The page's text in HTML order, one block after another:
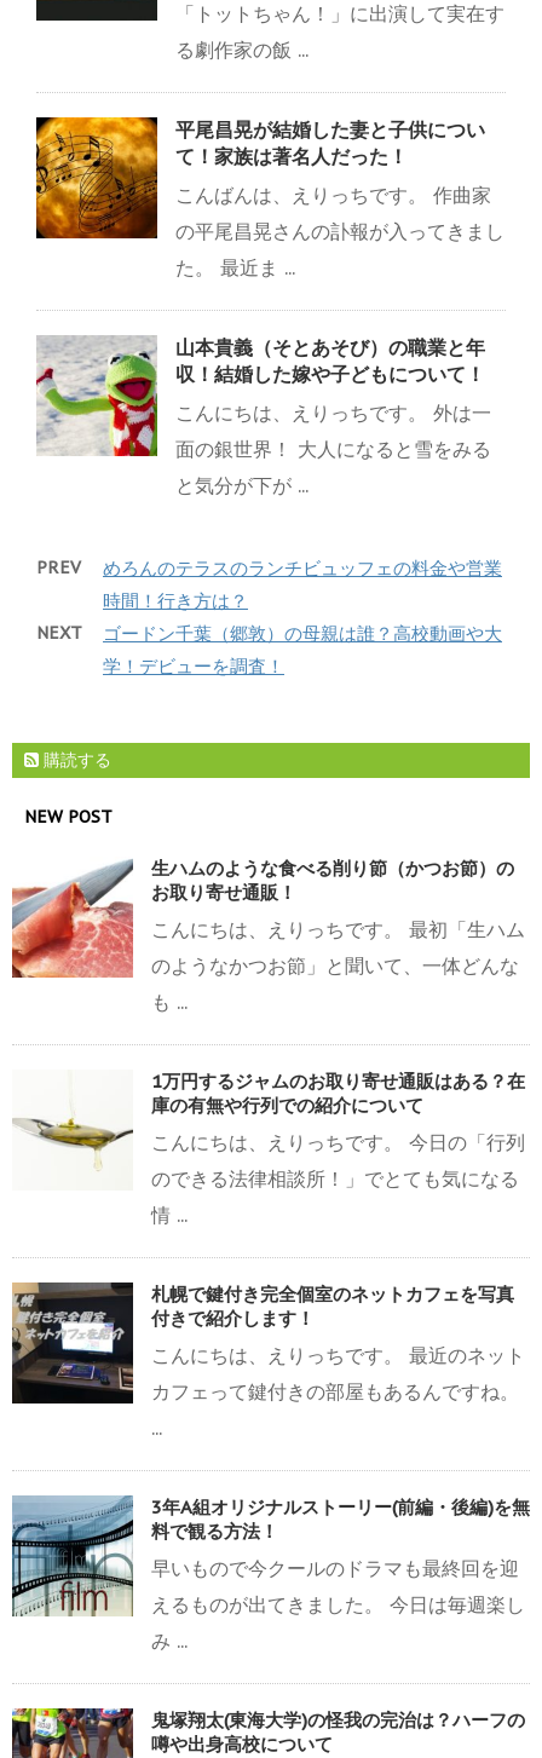
「トットちゃん！」に出演して実在す
る劇作家の飯 ...
平尾昌晃が結婚した妻と子供につい
て！家族は著名人だった！
こんばんは、えりっちです。 作曲家
の平尾昌晃さんの訃報が入ってきまし
た。 最近ま ...
山本貴義（そとあそび）の職業と年
収！結婚した嫁や子どもについて！
こんにちは、えりっちです。 外は一
面の銀世界！ 大人になると雪をみる
と気分が下が ...
PREV
めろんのテラスのランチビュッフェの料金や営業
時間！行き方は？
NEXT
ゴードン千葉（郷敦）の母親は誰？高校動画や大
学！デビューを調査！
購読する
NEW POST
生ハムのような食べる削り節（かつお節）の
お取り寄せ通販！
こんにちは、えりっちです。 最初「生ハム
のようなかつお節」と聞いて、一体どんな
も ...
1万円するジャムのお取り寄せ通販はある？在
庫の有無や行列での紹介について
こんにちは、えりっちです。 今日の「行列
のできる法律相談所！」でとても気になる
情 ...
札幌で鍵付き完全個室のネットカフェを写真
付きで紹介します！
こんにちは、えりっちです。 最近のネット
カフェって鍵付きの部屋もあるんですね。
...
3年A組オリジナルストーリー(前編・後編)を無
料で観る方法！
早いもので今クールのドラマも最終回を迎
えるものが出てきました。 今日は毎週楽し
み ...
鬼塚翔太(東海大学)の怪我の完治は？ハーフの
噂や出身高校について